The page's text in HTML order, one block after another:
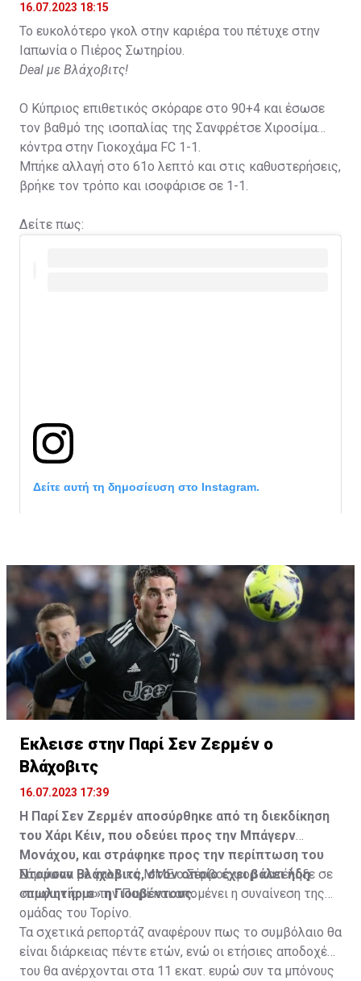
16.07.2023 18:15
Το ευκολότερο γκολ στην καριέρα του πέτυχε στην
Ιαπωνία ο Πιέρος Σωτηρίου.
Deal με Βλάχοβιτς!
Ο Κύπριος επιθετικός σκόραρε στο 90+4 και έσωσε
τον βαθμό της ισοπαλίας της Σανφρέτσε Χιροσίμα
κόντρα στην Γιοκοχάμα FC 1-1.
Μπήκε αλλαγή στο 61ο λεπτό και στις καθυστερήσεις,
βρήκε τον τρόπο και ισοφάρισε σε 1-1.
Δείτε πως:
Δείτε αυτή τη δημοσίευση στο Instagram.
Έκλεισε στην Παρί Σεν Ζερμέν ο
Βλάχοβιτς
16.07.2023 17:39
Η Παρί Σεν Ζερμέν αποσύρθηκε από τη διεκδίκηση
του Χάρι Κέιν, που οδεύει προς την Μπάγερν
Μονάχου, και στράφηκε προς την περίπτωση του
Ντούσαν Βλάχοβιτς, στον οποίο έχει βάλει ήδη
«πωλητήριο» η Γιουβέντους.
Σύμφωνα με γαλλικά ΜΜΕ ο Σέρβος φορ κατέληξε σε
συμφωνία με την Παρί και απομένει η συναίνεση της
ομάδας του Τορίνο.
Τα σχετικά ρεπορτάζ αναφέρουν πως το συμβόλαιο θα
είναι διάρκειας πέντε ετών, ενώ οι ετήσιες αποδοχές
του θα ανέρχονται στα 11 εκατ. ευρώ συν τα μπόνους